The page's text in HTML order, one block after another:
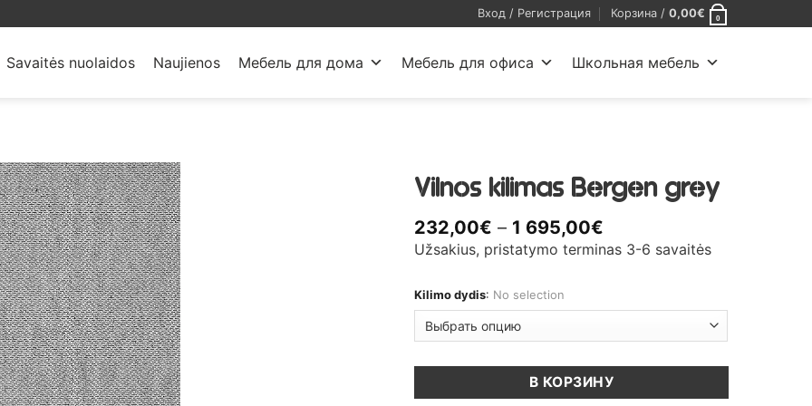
Вход / Регистрация Корзина / 0,00€ 0
Savaitės nuolaidos Naujienos Мебель для дома Мебель для офиса Школьная мебель
Vilnos kilimas Bergen grey
232,00€ – 1 695,00€
цен:
232,00€
695,00€
Užsakius, pristatymo terminas 3-6 savaitės
Kilimo dydis: No selection
В КОРЗИНУ